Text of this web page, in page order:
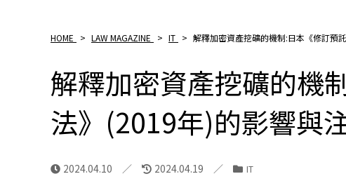
HOME > LAW MAGAZINE > IT > 解釋加密資產挖礦的機制:日本《修訂預
解釋加密資產挖礦的機
法》(2019年)的影響與
2024.04.10 2024.04.19 IT